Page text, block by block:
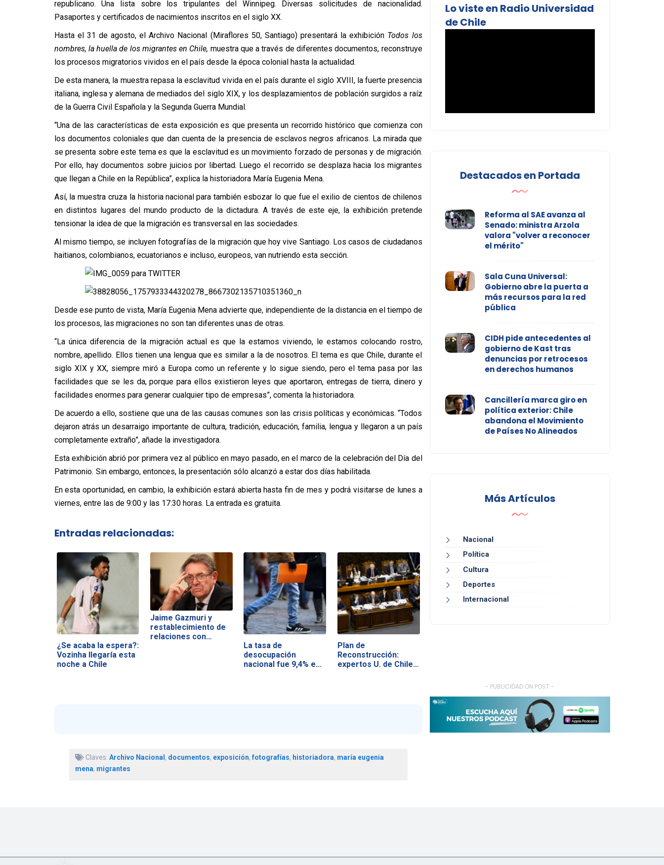
republicano. Una lista sobre los tripulantes del Winnipeg. Diversas solicitudes de nacionalidad.
Pasaportes y certificados de nacimientos inscritos en el siglo XX.
Hasta el 31 de agosto, el Archivo Nacional (Miraflores 50, Santiago) presentará la exhibición Todos los
nombres, la huella de los migrantes en Chile, muestra que a través de diferentes documentos, reconstruye
los procesos migratorios vividos en el país desde la época colonial hasta la actualidad.
De esta manera, la muestra repasa la esclavitud vivida en el país durante el siglo XVIII, la fuerte presencia
italiana, inglesa y alemana de mediados del siglo XIX, y los desplazamientos de población surgidos a raíz
de la Guerra Civil Española y la Segunda Guerra Mundial.
“Una de las características de esta exposición es que presenta un recorrido histórico que comienza con
los documentos coloniales que dan cuenta de la presencia de esclavos negros africanos. La mirada que
se presenta sobre este tema es que la esclavitud es un movimiento forzado de personas y de migración.
Por ello, hay documentos sobre juicios por libertad. Luego el recorrido se desplaza hacia los migrantes
que llegan a Chile en la República”, explica la historiadora María Eugenia Mena.
Así, la muestra cruza la historia nacional para también esbozar lo que fue el exilio de cientos de chilenos
en distintos lugares del mundo producto de la dictadura. A través de este eje, la exhibición pretende
tensionar la idea de que la migración es transversal en las sociedades.
Al mismo tiempo, se incluyen fotografías de la migración que hoy vive Santiago. Los casos de ciudadanos
haitianos, colombianos, ecuatorianos e incluso, europeos, van nutriendo esta sección.
Desde ese punto de vista, María Eugenia Mena advierte que, independiente de la distancia en el tiempo de
los procesos, las migraciones no son tan diferentes unas de otras.
“La única diferencia de la migración actual es que la estamos viviendo, le estamos colocando rostro,
nombre, apellido. Ellos tienen una lengua que es similar a la de nosotros. El tema es que Chile, durante el
siglo XIX y XX, siempre miró a Europa como un referente y lo sigue siendo, pero el tema pasa por las
facilidades que se les da, porque para ellos existieron leyes que aportaron, entregas de tierra, dinero y
facilidades enormes para generar cualquier tipo de empresas”, comenta la historiadora.
De acuerdo a ello, sostiene que una de las causas comunes son las crisis políticas y económicas. “Todos
dejaron atrás un desarraigo importante de cultura, tradición, educación, familia, lengua y llegaron a un país
completamente extraño”, añade la investigadora.
Esta exhibición abrió por primera vez al público en mayo pasado, en el marco de la celebración del Día del
Patrimonio. Sin embargo, entonces, la presentación sólo alcanzó a estar dos días habilitada.
En esta oportunidad, en cambio, la exhibición estará abierta hasta fin de mes y podrá visitarse de lunes a
viernes, entre las de 9:00 y las 17:30 horas. La entrada es gratuita.
Entradas relacionadas:
¿Se acaba la espera?:
Vozinha llegaría esta
noche a Chile
Jaime Gazmuri y
restablecimiento de
relaciones con…
La tasa de
desocupación
nacional fue 9,4% en
Plan de
Reconstrucción:
expertos U. de Chile…
Claves: Archivo Nacional , documentos, exposición,fotografías, historiadora, maría eugenia
mena, migrantes
Lo viste en Radio Universidad
de Chile
Destacados en Portada
Reforma al SAE avanza al
Senado: ministra Arzola
valora "volver a reconocer
el mérito"
Sala Cuna Universal:
Gobierno abre la puerta a
más recursos para la red
pública
CIDH pide antecedentes al
gobierno de Kast tras
denuncias por retrocesos
en derechos humanos
Cancillería marca giro en
política exterior: Chile
abandona el Movimiento
de Países No Alineados
Más Artículos
Nacional
Política
Cultura
Deportes
Internacional
- PUBLICIDAD ON POST -